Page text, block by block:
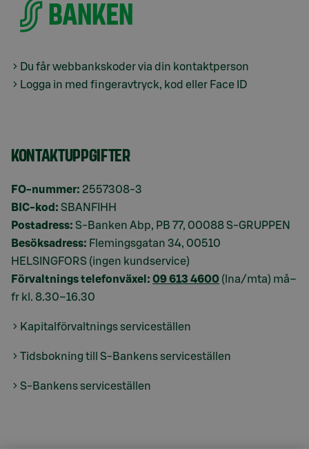
Du får webbankskoder via din kontaktperson
Logga in med fingeravtryck, kod eller Face ID
KONTAKTUPPGIFTER
FO-nummer: 2557308-3
BIC-kod: SBANFIHH
Postadress: S-Banken Abp, PB 77, 00088 S-GRUPPEN
Besöksadress: Flemingsgatan 34, 00510
HELSINGFORS (ingen kundservice)
Förvaltnings telefonväxel: 09 613 4600 (lna/mta) må–
fr kl. 8.30–16.30
Kapitalförvaltnings serviceställen
Tidsbokning till S-Bankens serviceställen
S-Bankens serviceställen